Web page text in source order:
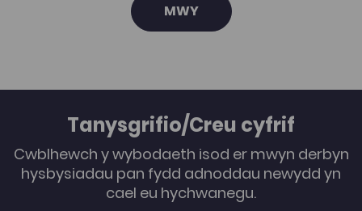
MWY
Tanysgrifio/Creu cyfrif
Cwblhewch y wybodaeth isod er mwyn derbyn
hysbysiadau pan fydd adnoddau newydd yn
cael eu hychwanegu.